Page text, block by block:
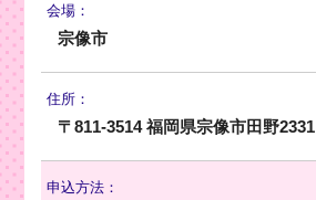
会場：
宗像市
住所：
〒811-3514 福岡県宗像市田野2331
申込方法：